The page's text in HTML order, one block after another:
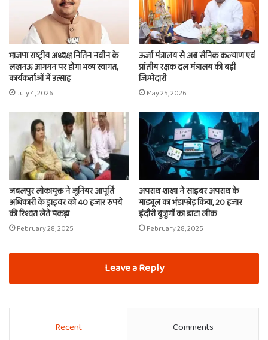
भाजपा राष्ट्रीय अध्यक्ष नितिन नवीन के
लखनऊ आगमन पर होगा भव्य स्वागत,
कार्यकर्ताओं में उत्साह
July 4, 2026
ऊर्जा मंत्रालय से अब सैनिक कल्याण एवं
प्रांतीय रक्षक दल मंत्रालय की बड़ी
जिम्मेदारी
May 25, 2026
जबलपुर लोकायुक्त ने जूनियर आपूर्ति
अधिकारी के ड्राइवर को 40 हजार रुपये
की रिश्वत लेते पकड़ा
February 28, 2025
अपराध शाखा ने साइबर अपराध के
माड्यूल का भंडाफोड़ किया, 20 हजार
इंदौरी बुजुर्गों का डाटा लीक
February 28, 2025
Leave a Reply
Recent Comments